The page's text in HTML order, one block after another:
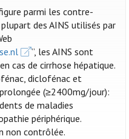
parmi les contre-
des AINS utilisés par
”, les AINS sont
cas de cirrhose hépatique.
diclofénac et
(≥2400mg/jour):
de maladies
périphérique.
non contrôlée.